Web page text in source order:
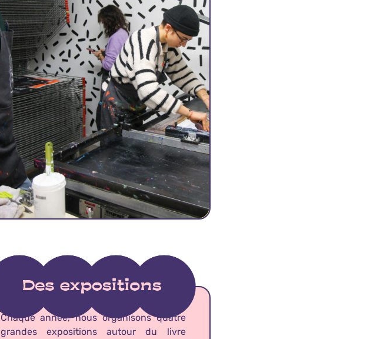
Chaque année, nous organisons quatre
grandes expositions autour du livre